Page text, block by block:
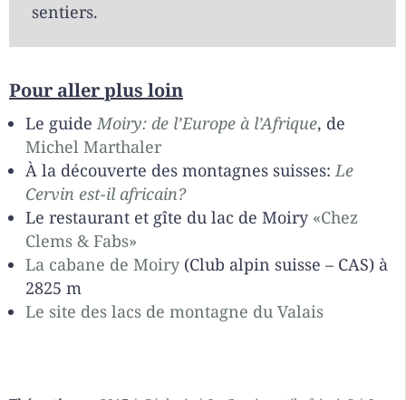
sentiers.
Pour aller plus loin
Le guideMoiry: de l’Europe à l’Afrique, de
Michel Marthaler
À la découverte des montagnes suisses:Le
Cervin est-il africain?
Le restaurant et gîte du lac de Moiry «Chez
Clems & Fabs»
La cabane de Moiry (Club alpin suisse – CAS) à
2825 m
Le site des lacs de montagne du Valais